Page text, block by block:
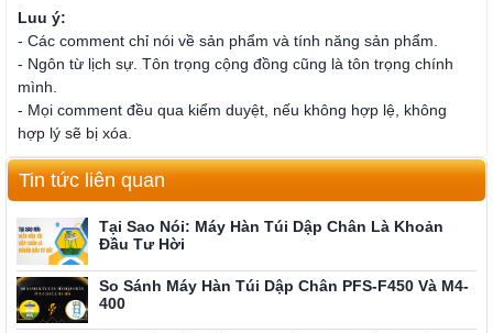
Luu ý:
- Các comment chỉ nói về sản phẩm và tính năng sản phẩm.
- Ngôn từ lịch sự. Tôn trọng cộng đồng cũng là tôn trọng chính
mình.
- Mọi comment đều qua kiểm duyệt, nếu không hợp lệ, không
hợp lý sẽ bị xóa.
Tin tức liên quan
Tại Sao Nói: Máy Hàn Túi Dập Chân Là Khoản
Đầu Tư Hời
So Sánh Máy Hàn Túi Dập Chân PFS-F450 Và M4-
400